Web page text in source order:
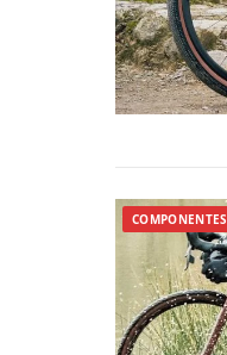
COMPONENTES